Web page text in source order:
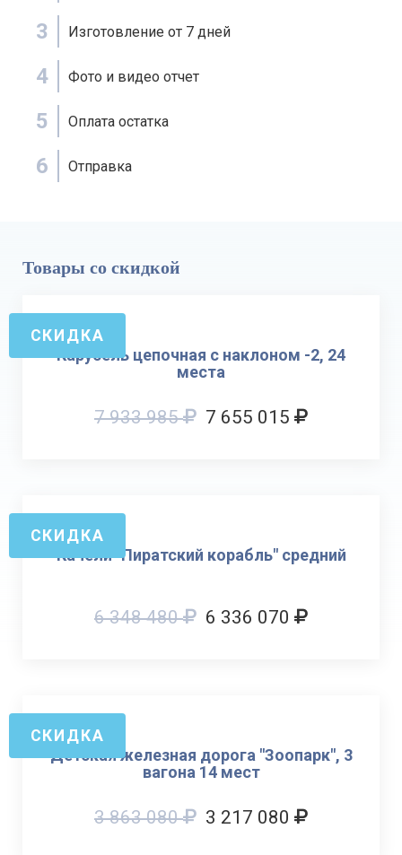
3 Изготовление от 7 дней
4 Фото и видео отчет
5 Оплата остатка
6 Отправка
Товары со скидкой
Карусель цепочная с наклоном -2, 24
места
7 933 985 7 655 015
СКИДКА
Качели "Пиратский корабль" средний
6 348 480 6 336 070
СКИДКА
Детская железная дорога "Зоопарк", 3
вагона 14 мест
3 863 080 3 217 080
СКИДКА